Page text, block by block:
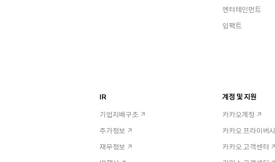
엔터테인먼트
임팩트
IR
기업지배구조
주가정보
재무정보
계정 및 지원
카카오계정
카카오 프라이버시
카카오 고객센터